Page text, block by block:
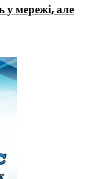
мережі, але